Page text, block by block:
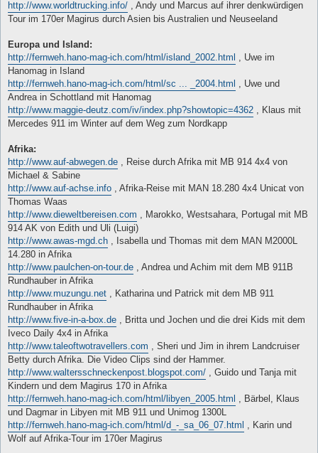
http://www.worldtrucking.info/ , Andy und Marcus auf ihrer denkwürdigen
Tour im 170er Magirus durch Asien bis Australien und Neuseeland
Europa und Island:
http://fernweh.hano-mag-ich.com/html/island_2002.html
, Uwe im
Hanomag in Island
http://fernweh.hano-mag-ich.com/html/sc ... _2004.html
, Uwe und
Andrea in Schottland mit Hanomag
http://www.maggie-deutz.com/iv/index.php?showtopic=4362 , Klaus mit
Mercedes 911 im Winter auf dem Weg zum Nordkapp
Afrika:
http://www.auf-abwegen.de , Reise durch Afrika mit MB 914 4x4 von
Michael & Sabine
http://www.auf-achse.info , Afrika-Reise mit MAN 18.280 4x4 Unicat von
Thomas Waas
http://www.dieweltbereisen.com , Marokko, Westsahara, Portugal mit MB
914 AK von Edith und Uli (Luigi)
http://www.awas-mgd.ch , Isabella und Thomas mit dem MAN M2000L
14.280 in Afrika
http://www.paulchen-on-tour.de , Andrea und Achim mit dem MB 911B
Rundhauber in Afrika
http://www.muzungu.net , Katharina und Patrick mit dem MB 911
Rundhauber in Afrika
http://www.five-in-a-box.de , Britta und Jochen und die drei Kids mit dem
Iveco Daily 4x4 in Afrika
http://www.taleoftwotravellers.com , Sheri und Jim in ihrem Landcruiser
Betty durch Afrika. Die Video Clips sind der Hammer.
http://www.waltersschneckenpost.blogspot.com/ , Guido und Tanja mit
Kindern und dem Magirus 170 in Afrika
http://fernweh.hano-mag-ich.com/html/libyen_2005.html
, Bärbel, Klaus
und Dagmar in Libyen mit MB 911 und Unimog 1300L
http://fernweh.hano-mag-ich.com/html/d_-_sa_06_07.html
, Karin und
Wolf auf Afrika-Tour im 170er Magirus